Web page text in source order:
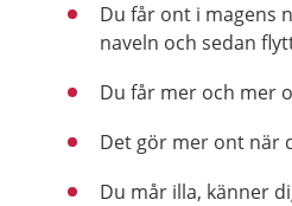
Du får ont i magens
naveln och sedan
Du får mer och mer
Det gör mer ont när
Du mår illa, känner